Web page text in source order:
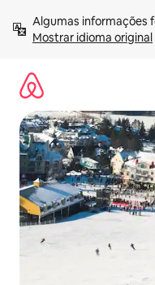
para
Mostrar idioma original